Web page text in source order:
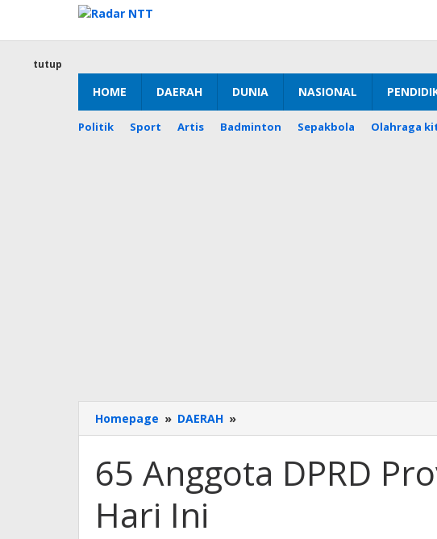
konten
HOME DAERAH DUNIA NASIONAL
Politik Sport Artis Badminton Sepakbola Olahraga
tutup
Homepage » DAERAH »
Anggota
Provinsi
NTT
65 Anggota DPRD
Hari Ini